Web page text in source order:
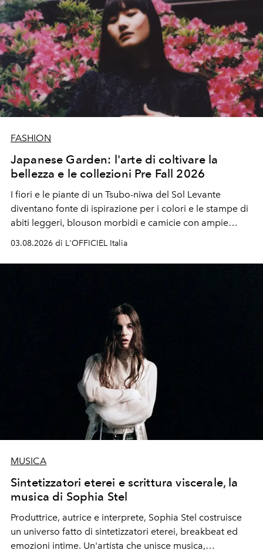
FASHION
Japanese Garden: l'arte di coltivare la
bellezza e le collezioni Pre Fall 2026
I fiori e le piante di un Tsubo-niwa del Sol Levante
diventano fonte di ispirazione per i colori e le stampe di
abiti leggeri, blouson morbidi e camicie con ampie
maniche a kimono. E si trasformano in applicazioni
03.08.2026 di L'OFFICIEL Italia
MUSICA
Sintetizzatori eterei e scrittura viscerale, la
musica di Sophia Stel
Produttrice, autrice e interprete, Sophia Stel costruisce
un universo fatto di sintetizzatori eterei, breakbeat ed
emozioni intime. Un'artista che unisce musica,